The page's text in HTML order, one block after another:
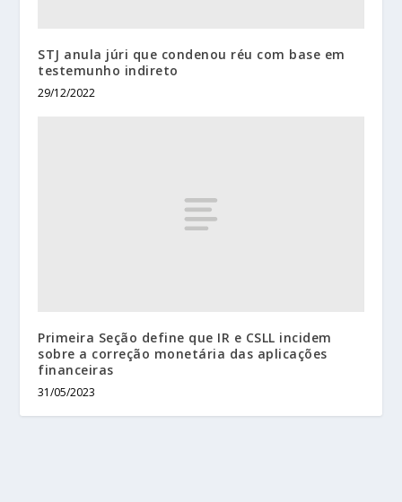
STJ anula júri que condenou réu com base em
testemunho indireto
29/12/2022
Primeira Seção define que IR e CSLL incidem
sobre a correção monetária das aplicações
financeiras
31/05/2023